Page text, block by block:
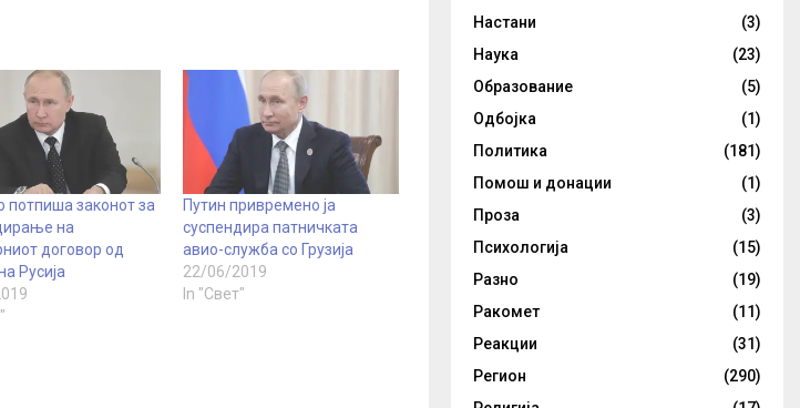
потпиша законот за
на
договор од
Русија
Путин привремено ја
суспендира патничката
авио-служба со Грузија
22/06/2019
In "Свет"
Настани
(3)
Наука
(23)
Образование
(5)
Одбојка
(1)
Политика
(181)
Помош и донации
(1)
Проза
(3)
Психологија
(15)
Разно
(19)
Ракомет
(11)
Реакции
(31)
Регион
(290)